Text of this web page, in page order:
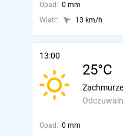
Opad: 0 mm
Wiatr:
13 km/h
13:00
25°C
Opad: 0 mm